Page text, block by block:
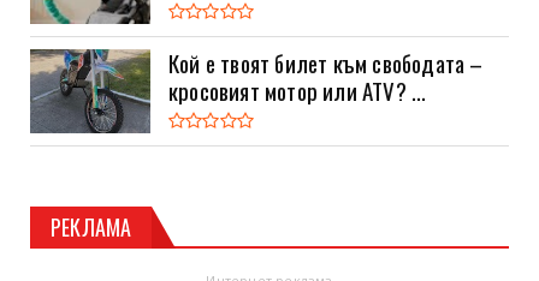
Кой е твоят билет към свободата –
кросовият мотор или ATV? ...
РЕКЛАМА